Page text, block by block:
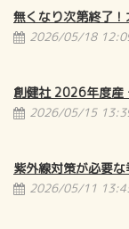
無くなり次第終了
2026/05/18
創健社 2026年度産
2026/05/15
紫外線対策が必要な
2026/05/11